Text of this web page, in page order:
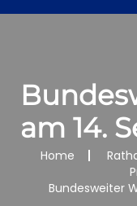
am 14.
Home
Bundesweiter